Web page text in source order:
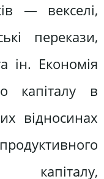
— векселі,
перекази,
ін. Економія
капіталу в
відносинах